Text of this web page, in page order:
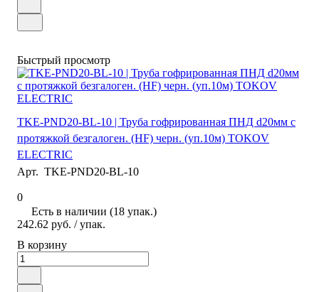
Быстрый просмотр
TKE-PND20-BL-10 | Труба гофрированная ПНД d20мм с
протяжкой безгалоген. (HF) черн. (уп.10м) TOKOV
ELECTRIC
Арт. TKE-PND20-BL-10
0
Есть в наличии (18 упак.)
242.62 руб. / упак.
В корзину